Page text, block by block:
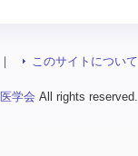
このサイトについて
学会 All rights reserved.